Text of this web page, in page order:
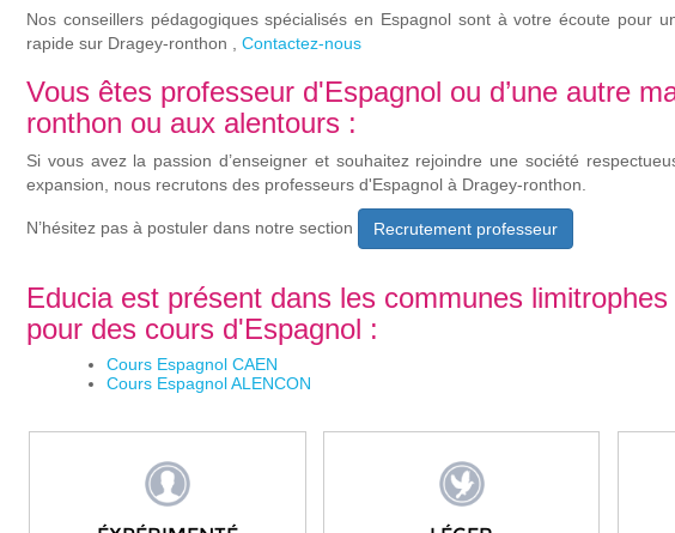
Nos conseillers pédagogiques spécialisés en Espagnol sont à votre écoute pour
rapide sur Dragey-ronthon ,Contactez-nous
Vous êtes professeur d'Espagnol ou d’une autre
ronthon ou aux alentours :
Si vous avez la passion d’enseigner et souhaitez rejoindre une société
expansion, nous recrutons des professeurs d'Espagnol à Dragey-ronthon.
N’hésitez pas à postuler dans notre section Recrutement professeur
Educia est présent dans les communes
pour des cours d'Espagnol :
Cours Espagnol CAEN
Cours Espagnol ALENCON